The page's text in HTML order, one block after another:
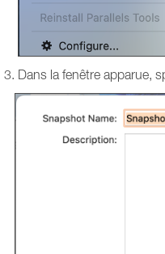
Dans la fenêtre apparue,